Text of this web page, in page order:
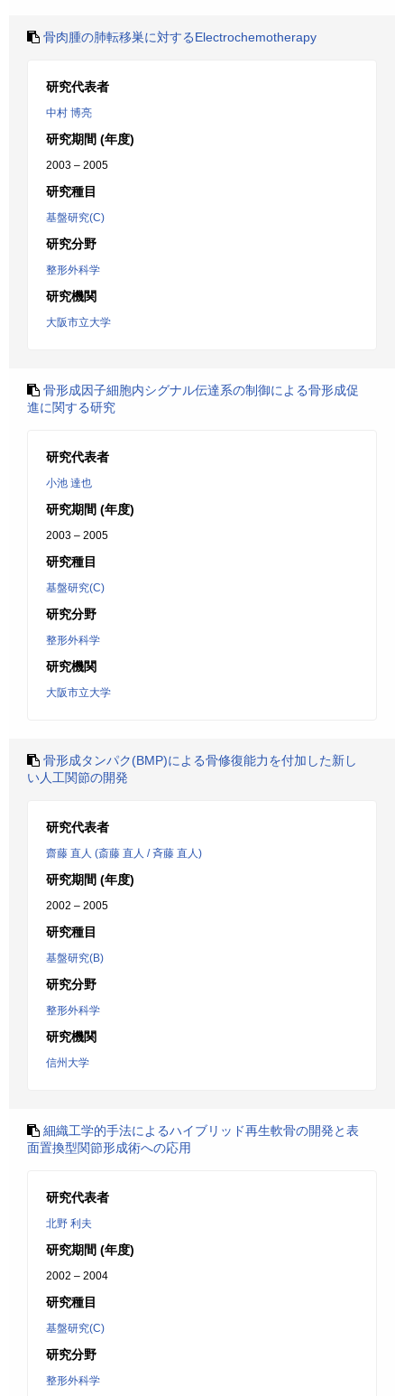
骨肉腫の肺転移巣に対するElectrochemotherapy
研究代表者
中村 博亮
研究期間 (年度)
2003 – 2005
研究種目
基盤研究(C)
研究分野
整形外科学
研究機関
大阪市立大学
骨形成因子細胞内シグナル伝達系の制御による骨形成促
進に関する研究
研究代表者
小池 達也
研究期間 (年度)
2003 – 2005
研究種目
基盤研究(C)
研究分野
整形外科学
研究機関
大阪市立大学
骨形成タンパク(BMP)による骨修復能力を付加した新し
い人工関節の開発
研究代表者
齋藤 直人 (斎藤 直人 / 斉藤 直人)
研究期間 (年度)
2002 – 2005
研究種目
基盤研究(B)
研究分野
整形外科学
研究機関
信州大学
細織工学的手法によるハイブリッド再生軟骨の開発と表
面置換型関節形成術への応用
研究代表者
北野 利夫
研究期間 (年度)
2002 – 2004
研究種目
基盤研究(C)
研究分野
整形外科学